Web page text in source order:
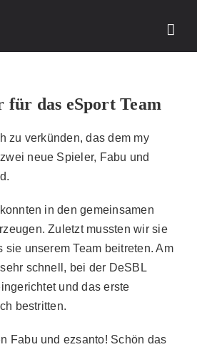
für das eSport Team
zu verkünden, das dem my
neue Spieler, Fabu und
in den gemeinsamen
Zuletzt mussten wir sie
sie unserem Team beitreten. Am
schnell, bei der DeSBL
und das erste
bestritten.
Fabu und ezsanto! Schön das